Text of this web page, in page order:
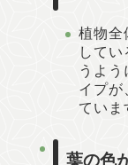
植物全
して
うよ
イプが
ていま
葉の色